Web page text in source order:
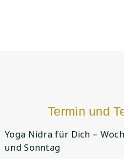
Termin und
Yoga Nidra für Dich –
und Sonntag